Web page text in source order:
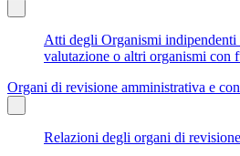
Atti degli Organismi
valutazione o altri organismi con
Organi di revisione amministrativa e
Relazioni degli organi di